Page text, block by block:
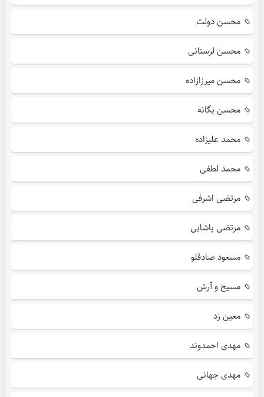
محسن دولت
محسن لرستانی
محسن میرزازاده
محسن یگانه
محمد علیزاده
محمد لطفی
مرتضی اشرفی
مرتضی پاشایی
مسعود صادقلو
مسیح و آرش
معین زد
مهدی احمدوند
مهدی جهانی